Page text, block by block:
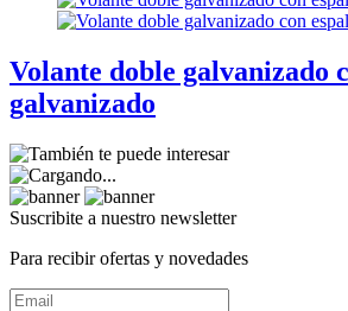
Volante doble galvanizado
galvanizado
Suscribite a nuestro newsletter
Para recibir ofertas y novedades